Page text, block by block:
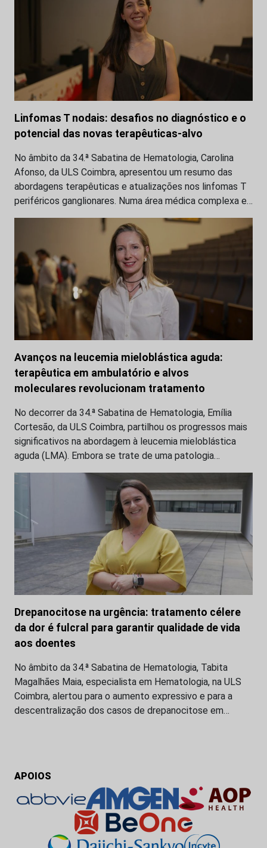
Linfomas T nodais: desafios no diagnóstico e o
potencial das novas terapêuticas-alvo
No âmbito da 34.ª Sabatina de Hematologia, Carolina
Afonso, da ULS Coimbra, apresentou um resumo das
abordagens terapêuticas e atualizações nos linfomas T
periféricos ganglionares. Numa área médica complexa e…
Avanços na leucemia mieloblástica aguda:
terapêutica em ambulatório e alvos
moleculares revolucionam tratamento
No decorrer da 34.ª Sabatina de Hematologia, Emília
Cortesão, da ULS Coimbra, partilhou os progressos mais
significativos na abordagem à leucemia mieloblástica
aguda (LMA). Embora se trate de uma patologia…
Drepanocitose na urgência: tratamento célere
da dor é fulcral para garantir qualidade de vida
aos doentes
No âmbito da 34.ª Sabatina de Hematologia, Tabita
Magalhães Maia, especialista em Hematologia, na ULS
Coimbra, alertou para o aumento expressivo e para a
descentralização dos casos de drepanocitose em…
APOIOS